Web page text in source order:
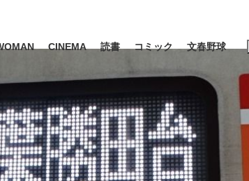
ビジネス インタビュー 読書
CINEMA 読書 コミック 文春野球
城彰二 #内田有紀
#松田聖子